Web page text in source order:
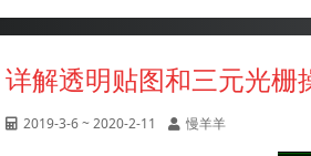
详解透明贴图和三元光栅
2019-3-6 ~ 2020-2-11 慢羊羊